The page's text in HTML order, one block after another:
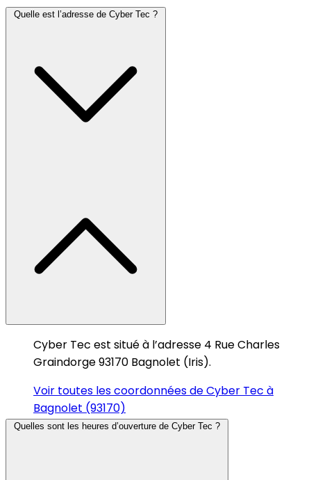
Quelle est l’adresse de Cyber Tec ?
Cyber Tec est situé à l’adresse 4 Rue Charles
Graindorge 93170 Bagnolet (Iris).
Voir toutes les coordonnées de Cyber Tec à
Bagnolet (93170)
Quelles sont les heures d’ouverture de Cyber Tec ?